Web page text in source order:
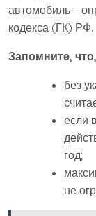
автомобиль –
кодекса (ГК) РФ.
Запомните,
без
если
год;
не